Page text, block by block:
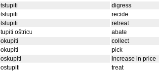
digress
recide
retreat
oštricu
abate
collect
pick
increase in price
treat